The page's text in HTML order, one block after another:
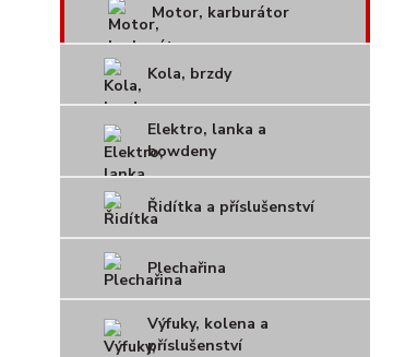
Motor, karburátor
Kola, brzdy
Elektro, lanka a
bowdeny
Řidítka a příslušenství
Plechařina
Výfuky, kolena a
příslušenství